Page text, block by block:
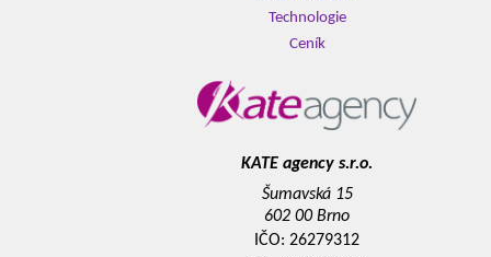
Technologie
Ceník
KATE agency s.r.o.
Šumavská 15
602 00 Brno
IČO: 26279312